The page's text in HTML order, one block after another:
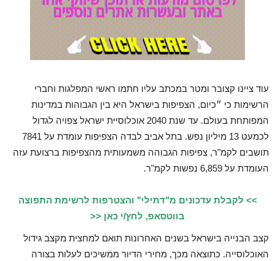
עוד ציינו קצובר ומטר במכתב עליו חתמו ראשי המפלגות וחברי
הרשימות כי ״כיום, הצפיפות בישראל היא בין הגבוהות במדינות
המפותחת בעולם. עד שנת 2040 אוכלוסיית ישראל צפויה לגדול
לכמעט 13 מיליון נפש. בתל אביב לבדה הצפיפות עומדת על 7841
תושבים לקמ"ר, צפיפות הגבוהה משמעותית מהצפיפות ברצועת עזה
העומדת על 6,859 נפשות לקמ"ר.
>> לקבלת עדכונים מ"דתילי" והצטרפות לרשימת התפוצה
בווטסאפ, לחץ/י כאן <<
קצב הבנייה בישראל בשנים האחרונות תואם למחצית מקצב גידול
האוכלוסייה. כתוצאה מכך, מחירי הדיור ממשיכים לעלות בצורה